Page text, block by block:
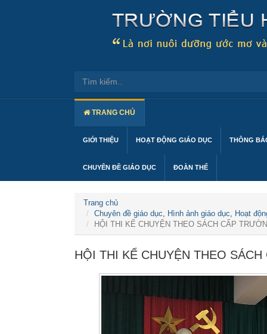
TRANG CHỦ
GIỚI THIỆU HOẠT ĐỘNG GIÁO DỤC THÔNG
CHUYÊN ĐỀ GIÁO DỤC ĐOÀN THỂ
Trang chủ
Chuyên đề giáo dục, Hình ảnh giáo dục, Hoạt
HỘI THI KỂ CHUYỆN THEO SÁCH CẤP
HỘI THI KỂ CHUYỆN THEO